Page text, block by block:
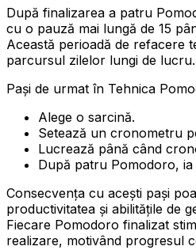
După finalizarea a patru
cu o pauză mai lungă de 15
Această perioadă de refacere
parcursul zilelor lungi de lucru.
Pași de urmat în Tehnica
Alege o sarcină.
Setează un cronometru
Lucrează până când
După patru Pomodoro,
Consecvența cu acești pași
productivitatea și abilitățile de
Fiecare Pomodoro finalizat
realizare, motivând progresul